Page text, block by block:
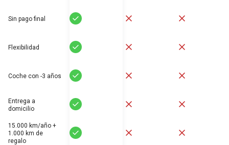
Sin pago final Sí
Flexibilidad Sí
Coche con -3 años Sí
Entrega a
domicilio
Sí
15.000 km/año +
1.000 km de
regalo
Sí